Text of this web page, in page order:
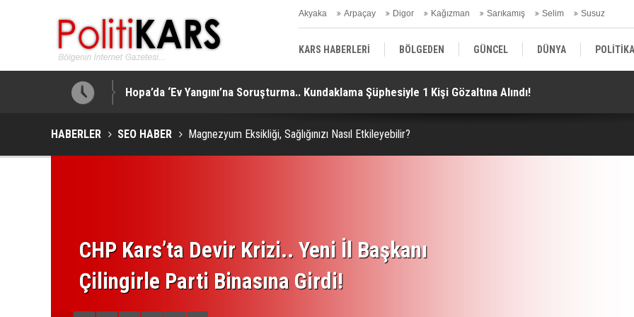
Akyaka Arpaçay Digor Kağızman Sarıkamış Selim Susuz
KARS HABERLERİ BÖLGEDEN GÜNCEL DÜNYA POLİTİKA
EKONOMİ | FİNANS | OTOMOTİV KÜLTÜR | SANAT | MAGAZİN
Hopa’da ‘Ev Yangını’na Soruşturma.. Kundaklama Şüphesiyle 1 Kişi Gözaltına Alındı!
HABERLER SEO HABER Magnezyum Eksikliği, Sağlığınızı Nasıl Etkileyebilir?
CHP Kars’ta Devir Krizi.. Yeni İl Başkanı
Çilingirle Parti Binasına Girdi!